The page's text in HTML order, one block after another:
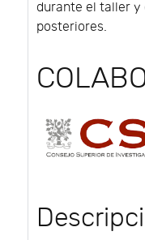
durante el taller y
posteriores.